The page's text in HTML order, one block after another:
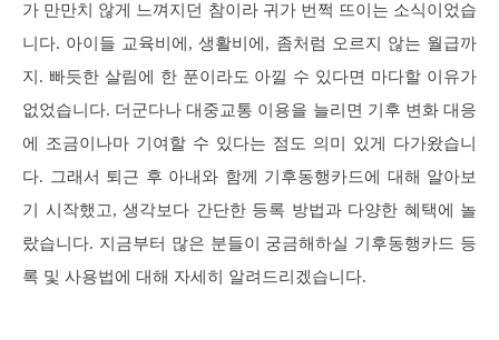
가 만만치 않게 느껴지던 참이라 귀가 번쩍 뜨이는 소식이었습
니다. 아이들 교육비에, 생활비에, 좀처럼 오르지 않는 월급까
지. 빠듯한 살림에 한 푼이라도 아낄 수 있다면 마다할 이유가
없었습니다. 더군다나 대중교통 이용을 늘리면 기후 변화 대응
에 조금이나마 기여할 수 있다는 점도 의미 있게 다가왔습니
다. 그래서 퇴근 후 아내와 함께 기후동행카드에 대해 알아보
기 시작했고, 생각보다 간단한 등록 방법과 다양한 혜택에 놀
랐습니다. 지금부터 많은 분들이 궁금해하실 기후동행카드 등
록 및 사용법에 대해 자세히 알려드리겠습니다.